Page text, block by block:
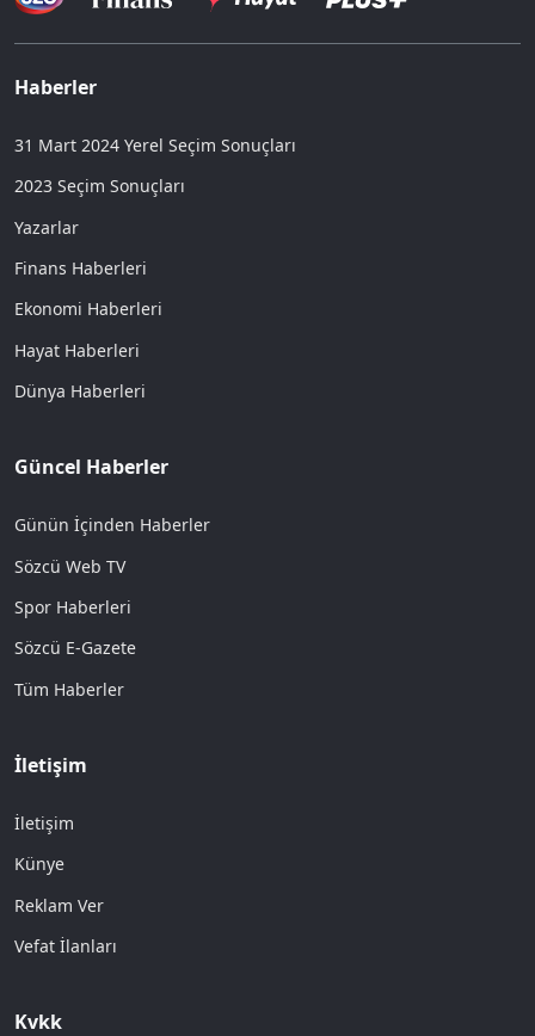
Haberler
31 Mart 2024 Yerel Seçim Sonuçları
2023 Seçim Sonuçları
Yazarlar
Finans Haberleri
Ekonomi Haberleri
Hayat Haberleri
Dünya Haberleri
Güncel Haberler
Günün İçinden Haberler
Sözcü Web TV
Spor Haberleri
Sözcü E-Gazete
Tüm Haberler
İletişim
İletişim
Künye
Reklam Ver
Vefat İlanları
Kvkk